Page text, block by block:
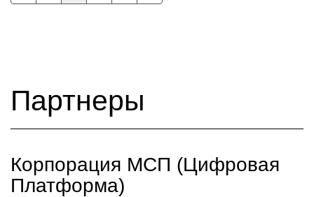
Партнеры
Корпорация МСП (Цифровая
Платформа)